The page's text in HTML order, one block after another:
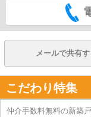
メールで共有す
こだわり特集
仲介手数料無料の新築